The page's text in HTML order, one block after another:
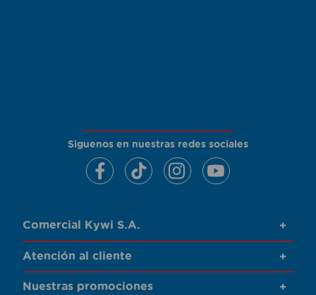
Siguenos en nuestras redes sociales
Comercial Kywi S.A. +
Atención al cliente +
Nuestras promociones +